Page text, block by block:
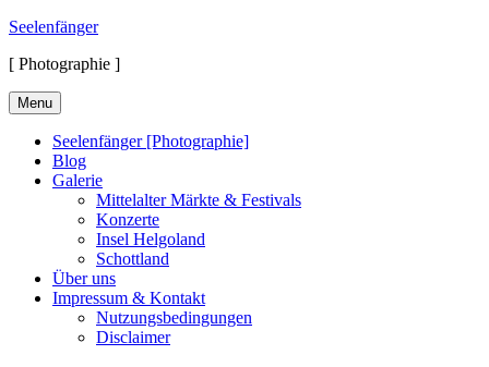
Skip
content
Seelenfänger
[ Photographie ]
Menu
Seelenfänger [Photographie]
Blog
Galerie
Mittelalter Märkte & Festivals
Konzerte
Insel Helgoland
Schottland
Über uns
Impressum & Kontakt
Nutzungsbedingungen
Disclaimer